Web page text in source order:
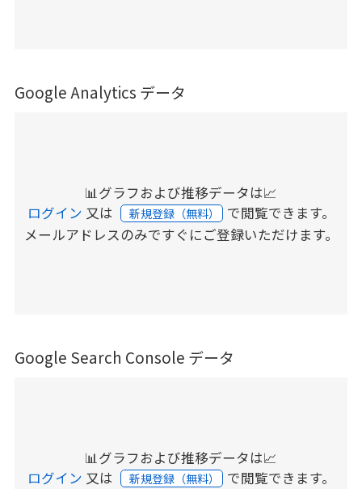
Google Analytics データ
📊グラフおよび推移データは📈
ログイン 又は 新規登録（無料） で閲覧できます。
メールアドレスのみですぐにご登録いただけます。
Google Search Console データ
📊グラフおよび推移データは📈
ログイン 又は 新規登録（無料） で閲覧できます。